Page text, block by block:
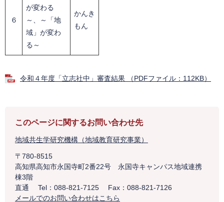
６
が変わる
～、～「地
域」が変わ
る～
かんき
もん
令和４年度「立志社中」審査結果 （PDFファイル：112KB）
このページに関するお問い合わせ先
地域共生学研究機構（地域教育研究事業）
〒780-8515
高知県高知市永国寺町2番22号 永国寺キャンパス地域連携
棟3階
直通
Tel：088-821-7125
Fax：088-821-7126
メールでのお問い合わせはこちら